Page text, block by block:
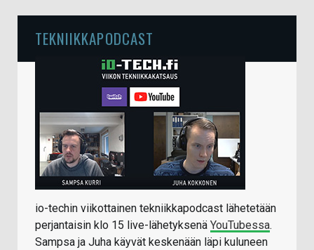
TEKNIIKKAPODCAST
io-techin viikottainen tekniikkapodcast lähetetään
perjantaisin klo 15 live-lähetyksenä YouTubessa.
Sampsa ja Juha käyvät keskenään läpi kuluneen